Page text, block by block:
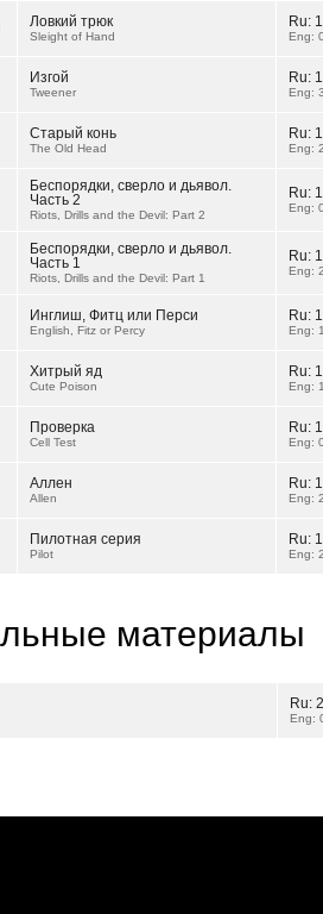
Ловкий трюк
Sleight of Hand
Ru:
Eng:
Изгой
Tweener
Ru:
Eng:
Старый конь
The Old Head
Ru:
Eng:
Беспорядки, сверло и дьявол.
Часть 2
Riots, Drills and the Devil: Part 2
Ru:
Eng:
Беспорядки, сверло и дьявол.
Часть 1
Riots, Drills and the Devil: Part 1
Ru:
Eng:
Инглиш, Фитц или Перси
English, Fitz or Percy
Ru:
Eng:
Хитрый яд
Cute Poison
Ru:
Eng:
Проверка
Cell Test
Ru:
Eng:
Аллен
Allen
Ru:
Eng:
Пилотная серия
Pilot
Ru:
Eng:
материалы
Ru:
Eng: